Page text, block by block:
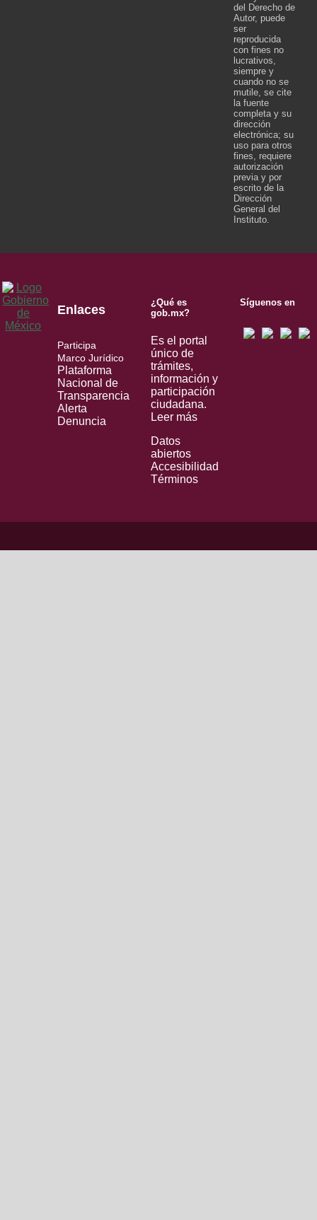
del Derecho de
Autor, puede
ser
reproducida
con fines no
lucrativos,
siempre y
cuando no se
mutile, se cite
la fuente
completa y su
dirección
electrónica; su
uso para otros
fines, requiere
autorización
previa y por
escrito de la
Dirección
General del
Instituto.
Enlaces
Participa
Marco Jurídico
Plataforma
Nacional de
Transparencia
Alerta
Denuncia
¿Qué es
gob.mx?
Es el portal
único de
trámites,
información y
participación
ciudadana.
Leer más
Datos
abiertos
Accesibilidad
Términos
Síguenos en